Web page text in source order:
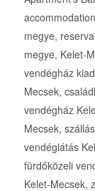
megye,
megye, Kelet-
vendégház
Mecsek,
vendégház
Mecsek,
vendéglátás
fürdőközeli
Kelet-Mecsek,